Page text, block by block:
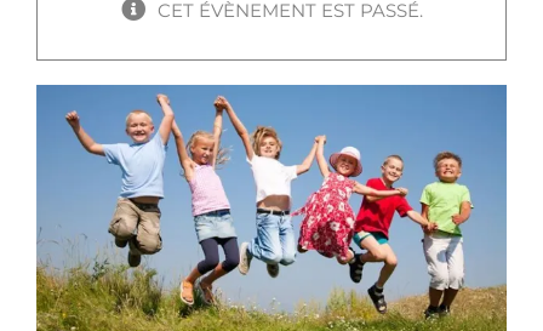
CET ÉVÈNEMENT EST PASSÉ.